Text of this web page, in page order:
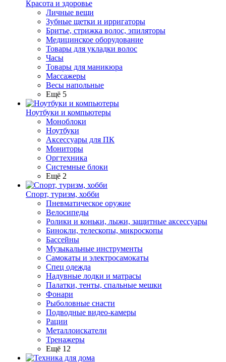
Красота и здоровье
Личные вещи
Зубные щетки и ирригаторы
Бритье, стрижка волос, эпиляторы
Медицинское оборудование
Товары для укладки волос
Часы
Товары для маникюра
Массажеры
Весы напольные
Ещё 5
Ноутбуки и компьютеры
Моноблоки
Ноутбуки
Аксессуары для ПК
Мониторы
Оргтехника
Системные блоки
Ещё 2
Спорт, туризм, хобби
Пневматическое оружие
Велосипеды
Ролики и коньки, лыжи, защитные аксессуары
Бинокли, телескопы, микроскопы
Бассейны
Музыкальные инструменты
Самокаты и электросамокаты
Спец одежда
Надувные лодки и матрасы
Палатки, тенты, спальные мешки
Фонари
Рыболовные снасти
Подводные видео-камеры
Рации
Металлоискатели
Тренажеры
Ещё 12